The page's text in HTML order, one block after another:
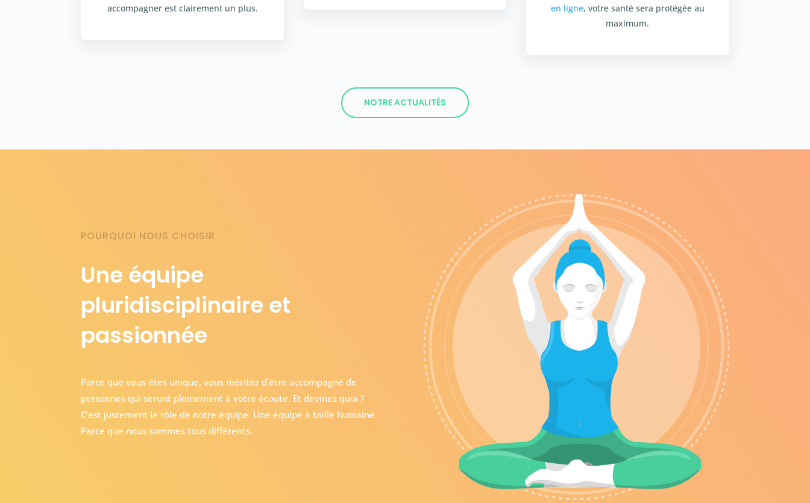
accompagner est clairement un plus.
en ligne, votre santé sera protégée au
maximum.
NOTRE ACTUALITÉS
POURQUOI NOUS CHOISIR
Une équipe
pluridisciplinaire et
passionnée
Parce que vous êtes unique, vous méritez d’être accompagné de
personnes qui seront pleinement à votre écoute. Et devinez quoi ?
C’est justement le rôle de notre équipe. Une équipe à taille humaine.
Parce que nous sommes tous différents.